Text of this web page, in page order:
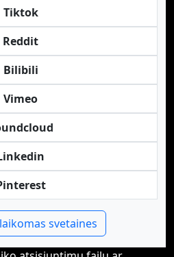
Tiktok
Reddit
Bilibili
Vimeo
svetaines